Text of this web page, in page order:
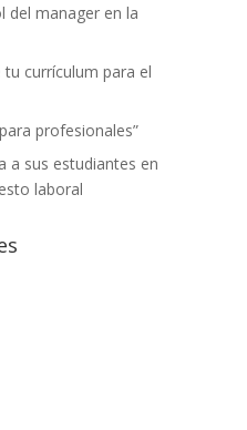
del manager en la
tu currículum para el
profesionales”
a sus estudiantes en
laboral